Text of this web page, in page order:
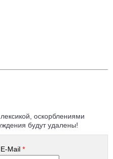
оскорблениями
будут удалены!
Mail*